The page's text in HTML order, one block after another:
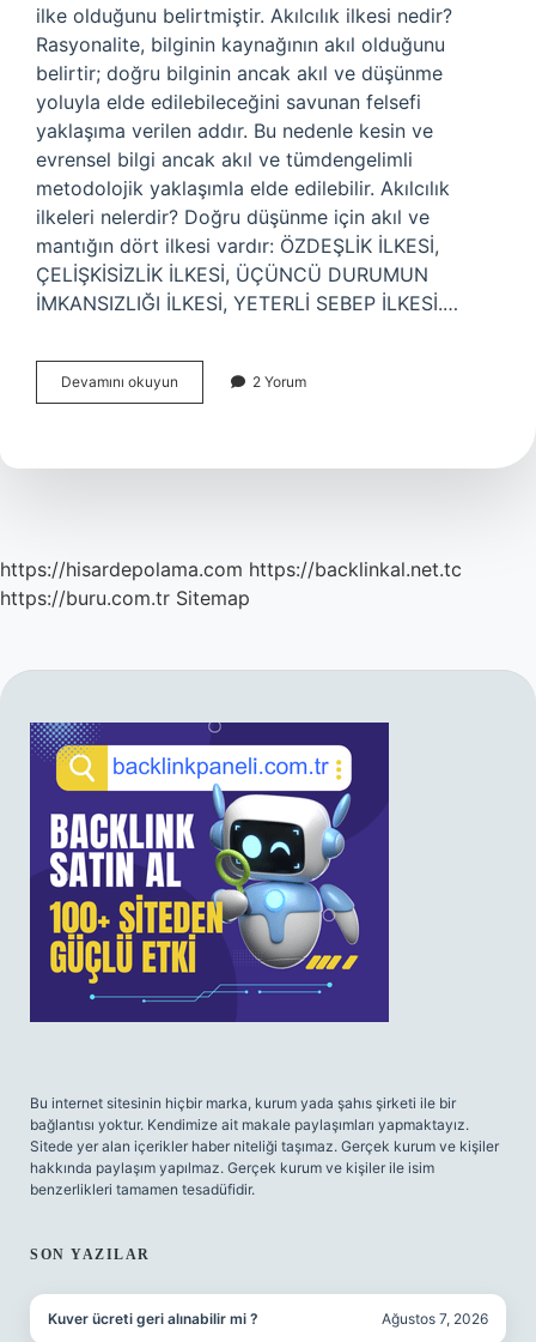
ilke olduğunu belirtmiştir. Akılcılık ilkesi nedir?
Rasyonalite, bilginin kaynağının akıl olduğunu
belirtir; doğru bilginin ancak akıl ve düşünme
yoluyla elde edilebileceğini savunan felsefi
yaklaşıma verilen addır. Bu nedenle kesin ve
evrensel bilgi ancak akıl ve tümdengelimli
metodolojik yaklaşımla elde edilebilir. Akılcılık
ilkeleri nelerdir? Doğru düşünme için akıl ve
mantığın dört ilkesi vardır: ÖZDEŞLİK İLKESİ,
ÇELİŞKİSİZLİK İLKESİ, ÜÇÜNCÜ DURUMUN
İMKANSIZLIĞI İLKESİ, YETERLİ SEBEP İLKESİ.…
Devamını okuyun
Bilimsellik
2 Yorum
https://hisardepolama.com https://backlinkal.net.tc
https://buru.com.tr Sitemap
SIDEBAR
Bu internet sitesinin hiçbir marka, kurum yada şahıs şirketi ile bir
bağlantısı yoktur. Kendimize ait makale paylaşımları yapmaktayız.
Sitede yer alan içerikler haber niteliği taşımaz. Gerçek kurum ve kişiler
hakkında paylaşım yapılmaz. Gerçek kurum ve kişiler ile isim
benzerlikleri tamamen tesadüfidir.
SON YAZILAR
Kuver ücreti geri alınabilir mi ? Ağustos 7, 2026